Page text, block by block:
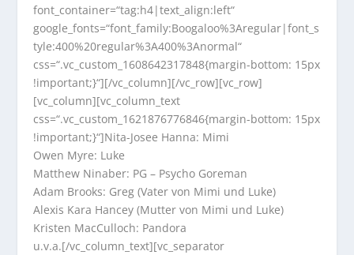
font_container=“tag:h4|text_align:left“
google_fonts=“font_family:Boogaloo%3Aregular|font_s
tyle:400%20regular%3A400%3Anormal“
css=“.vc_custom_1608642317848{margin-bottom: 15px
!important;}“][/vc_column][/vc_row][vc_row]
[vc_column][vc_column_text
css=“.vc_custom_1621876776846{margin-bottom: 15px
!important;}“]Nita-Josee Hanna: Mimi
Owen Myre: Luke
Matthew Ninaber: PG – Psycho Goreman
Adam Brooks: Greg (Vater von Mimi und Luke)
Alexis Kara Hancey (Mutter von Mimi und Luke)
Kristen MacCulloch: Pandora
u.v.a.[/vc_column_text][vc_separator